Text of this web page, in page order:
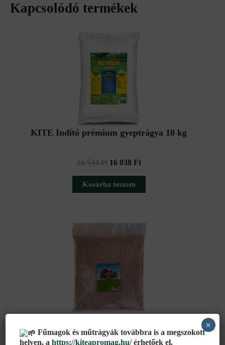
Kapcsolódó termékek
KITE Indító prémium gyeptrágya 10 kg
16 534Ft
was:
16
534 Ft.
16 038 Ft
Kosárba teszem
Fűmagok és műtrágyák továbbra is a megszokott
helyen, ahttps://kiteapromag.hu/érhetőek el.
×